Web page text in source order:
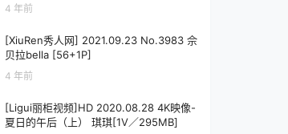
4 年前
[XiuRen秀人网] 2021.09.23 No.3983 佘
贝拉bella [56+1P]
4 年前
[Ligui丽柜视频]HD 2020.08.28 4K映像-
夏日的午后（上） 琪琪[1V／295MB]